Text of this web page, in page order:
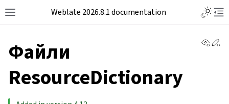
Weblate 2026.8.1 documentation
Файли
ResourceDictionary